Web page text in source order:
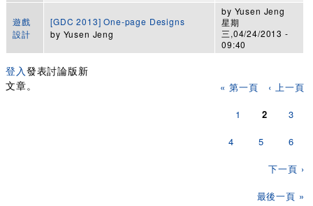
遊戲
設計
[GDC 2013] One-page Designs
by Yusen Jeng
by Yusen Jeng
星期
三,04/24/2013 -
09:40
登入 發表討論版新
文章。
頁面
« 第一頁 ‹ 上一頁
1 2 3
4 5 6
下一頁 ›
最後一頁 »